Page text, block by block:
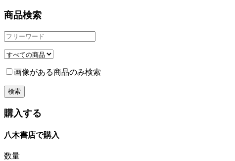
商品検索
画像がある商品のみ検索
購入する
八木書店で購入
数量